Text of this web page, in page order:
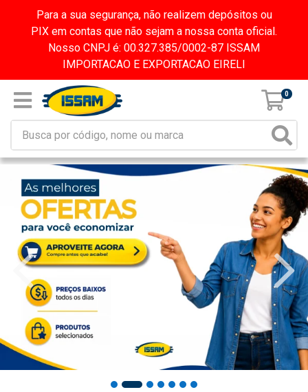
Para a sua segurança, não realizem depósitos ou
PIX em contas que não sejam a nossa conta oficial.
Nosso CNPJ é: 00.327.385/0002-87 ISSAM
IMPORTACAO E EXPORTACAO EIRELI
0